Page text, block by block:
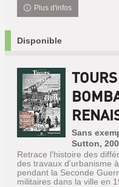
Plus d'infos
Disponible
Sans
Sutton,
Retrace l'histoire des
des travaux d'urbanisme
pendant la Seconde
militaires dans la ville en